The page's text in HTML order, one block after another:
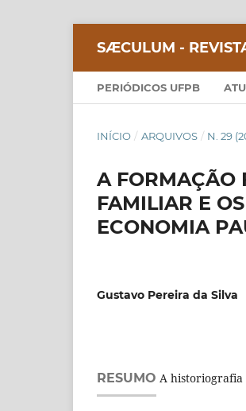
SÆCULUM -
PERIÓDICOS UFPB
INÍCIO / ARQUIVOS / N. 29
A FORMAÇÃO
FAMILIAR E
ECONOMIA
Gustavo Pereira da Silva
RESUMO A historiografia